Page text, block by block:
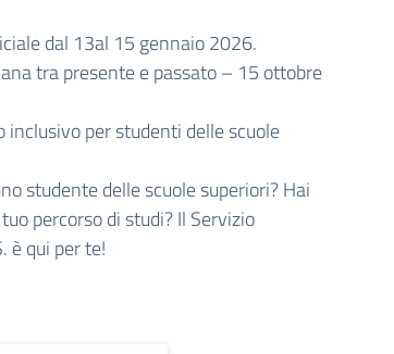
dal 13al 15 gennaio 2026.
tra presente e passato – 15 ottobre
per studenti delle scuole
studente delle scuole superiori? Hai
percorso di studi? Il Servizio
è qui per te!